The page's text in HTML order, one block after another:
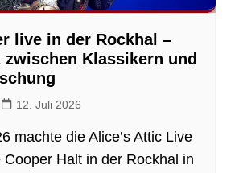
live in der Rockhal –
Klassikern und
12. Juli 2026
machte die Alice’s Attic Live
Cooper Halt in der Rockhal in